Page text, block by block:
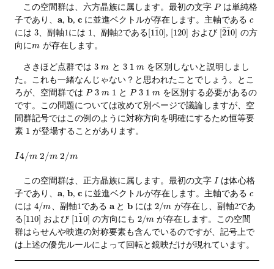
この空間群は、六方晶族に属します。最初の文字 Pは単純格
子であり、 a, b, cに並進ベクトルが存在します。主軸である c
には 3、副軸1には 1、副軸2である[11
¯0], [120] および [2
¯1
¯0] の方
向にm が存在します。
さきほど点群では 3 m と 3 1 mを区別しないと説明しまし
た。これも一緒なんじゃない？と思われたことでしょう。とこ
ろが、空間群では P 3 m 1 とP 3 1 m を区別する必要があるの
です。この問題については改めて別ページで議論しますが、空
間群記号ではこの例のように対称方向を明確にするため恒等要
素 1が登場することがあります。
I4/m 2/m 2/m
この空間群は、正方晶族に属します。最初の文字 Iは体心格
子であり、 a, b, cに並進ベクトルが存在します。主軸である c
には 4/m、副軸1である aとb には2/m が存在し、副軸2であ
る[110] および [11
¯0] の方向にも 2/m が存在します。この空間
群はらせんや映進の対称要素も含んでいるのですが、記号上で
は上述の優先ルールによって回転と鏡映だけが現れています。